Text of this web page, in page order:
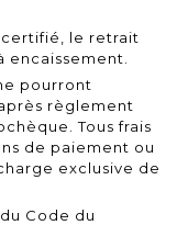
le retrait
encaissement.
pourront
règlement
Tous frais
de paiement ou
exclusive de
Code du